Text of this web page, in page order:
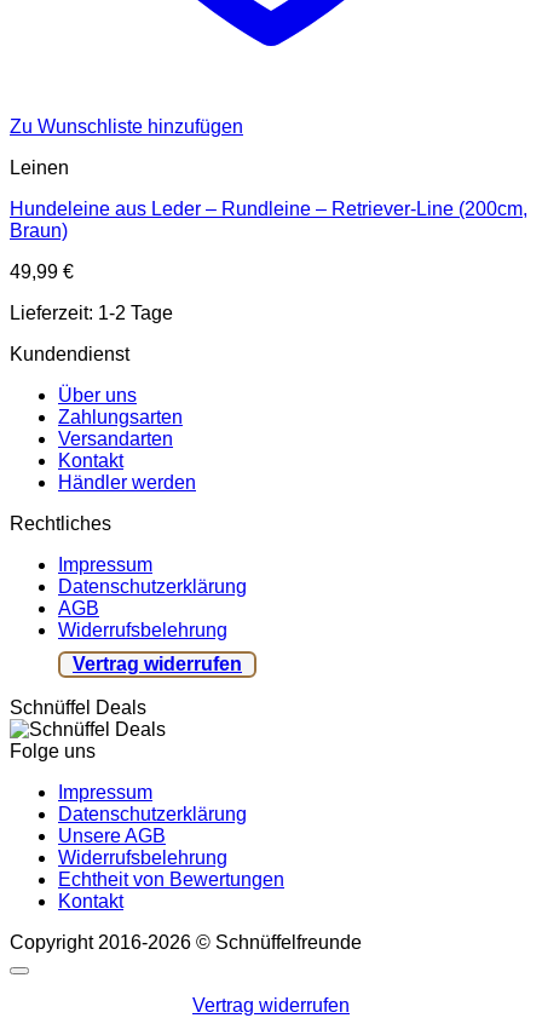
Zu Wunschliste hinzufügen
Leinen
Hundeleine aus Leder – Rundleine – Retriever-Line (200cm,
Braun)
49,99 €
Lieferzeit: 1-2 Tage
Kundendienst
Über uns
Zahlungsarten
Versandarten
Kontakt
Händler werden
Rechtliches
Impressum
Datenschutzerklärung
AGB
Widerrufsbelehrung
Vertrag widerrufen
Schnüffel Deals
Folge uns
Impressum
Datenschutzerklärung
Unsere AGB
Widerrufsbelehrung
Echtheit von Bewertungen
Kontakt
Copyright 2016-2026 © Schnüffelfreunde
Vertrag widerrufen